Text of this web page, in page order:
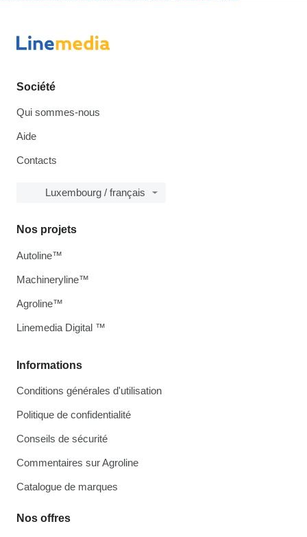
Société
Qui sommes-nous
Aide
Contacts
Luxembourg / français
Informations
Conditions générales d'utilisation
Politique de confidentialité
Conseils de sécurité
Commentaires sur Agroline
Catalogue de marques
Nos offres
Nos projets
Autoline™
Machineryline™
Agroline™
Linemedia Digital ™